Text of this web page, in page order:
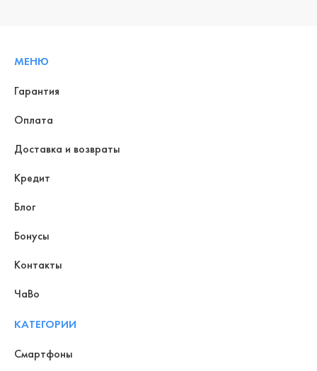
МЕНЮ
Гарантия
Оплата
Доставка и возвраты
Кредит
Блог
Бонусы
Контакты
ЧаВо
КАТЕГОРИИ
Смартфоны